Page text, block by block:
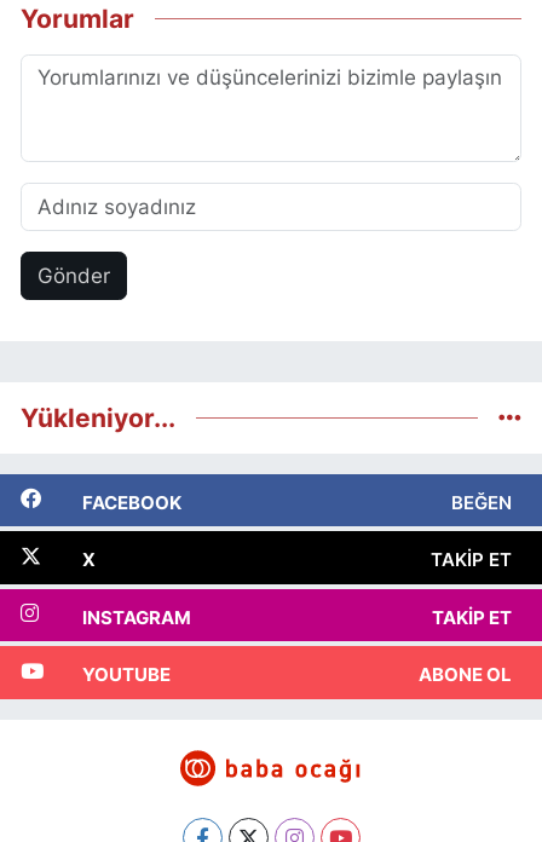
Yorumlar
Gönder
Yükleniyor...
FACEBOOK BEĞEN
X TAKIP ET
INSTAGRAM TAKIP ET
YOUTUBE ABONE OL